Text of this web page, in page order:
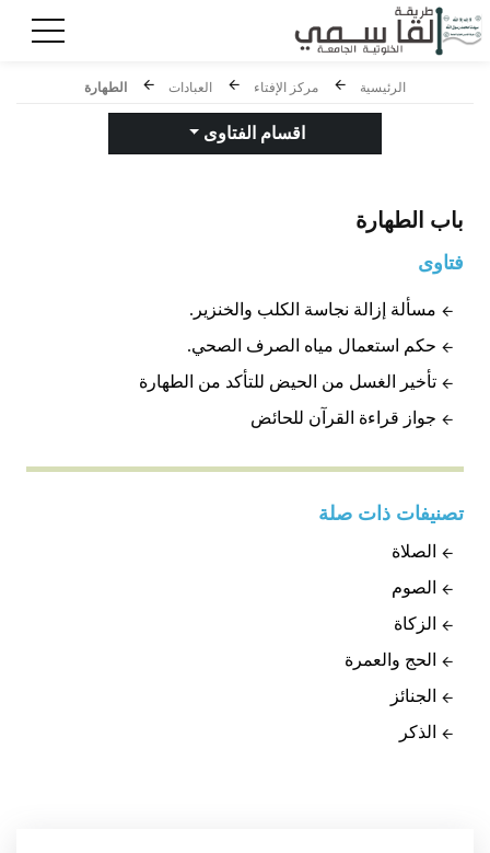
الرئيسية مركز الإفتاء العبادات الطهارة
اقسام الفتاوى
باب الطهارة
فتاوى
مسألة إزالة نجاسة الكلب والخنزير.
حكم استعمال مياه الصرف الصحي.
تأخير الغسل من الحيض للتأكد من الطهارة
جواز قراءة القرآن للحائض
تصنيفات ذات صلة
الصلاة
الصوم
الزكاة
الحج والعمرة
الجنائز
الذكر